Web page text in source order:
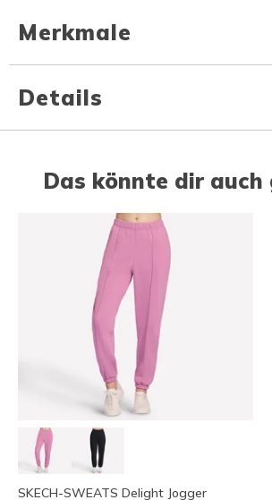
Merkmale
Details
Das könnte dir auch
SKECH-SWEATS Delight Jogger